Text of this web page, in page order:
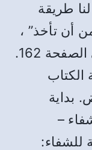
طريقة
أن تأخذ” ،
كما جاء في الكتاب الأبيض في الصفحة 162.
الكتاب
بداية
–